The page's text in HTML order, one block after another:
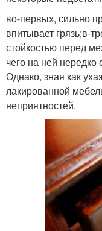
во-первых, сильно
впитывает грязь;в-
стойкостью перед
чего на ней
Однако, зная как
лакированной
неприятностей.